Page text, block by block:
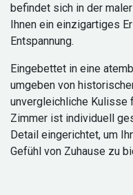
befindet sich in der
Ihnen ein einzigartiges
Entspannung.
Eingebettet in eine
umgeben von
unvergleichliche Kulisse
Zimmer ist individuell
Detail eingerichtet, um
Gefühl von Zuhause zu